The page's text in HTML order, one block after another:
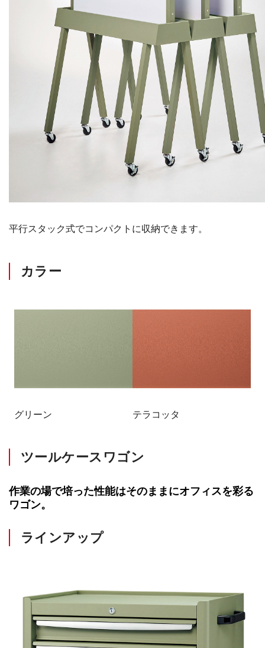
平行スタック式でコンパクトに収納できます。
カラー
グリーン テラコッタ
ツールケースワゴン
作業の場で培った性能はそのままにオフィスを彩る
ワゴン。
ラインアップ